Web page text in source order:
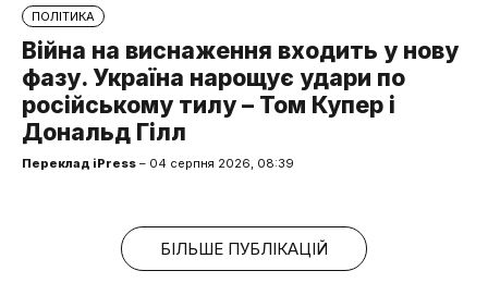
ПОЛІТИКА
Війна на виснаження входить у нову
фазу. Україна нарощує удари по
російському тилу – Том Купер і
Дональд Гілл
Переклад iPress – 04 серпня 2026, 08:39
БІЛЬШЕ ПУБЛІКАЦІЙ